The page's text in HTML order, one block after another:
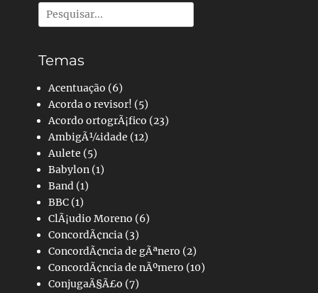
Pesquisar
por:
Temas
Acentuação (6)
Acorda o revisor! (5)
Acordo ortogrÃ¡fico (23)
AmbigÃ¼idade (12)
Aulete (5)
Babylon (1)
Band (1)
BBC (1)
ClÃ¡udio Moreno (6)
ConcordÃ¢ncia (3)
ConcordÃ¢ncia de gÃªnero (2)
ConcordÃ¢ncia de nÃºmero (10)
ConjugaÃ§Ã£o (7)